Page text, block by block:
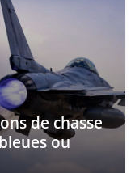
de chasse
ou